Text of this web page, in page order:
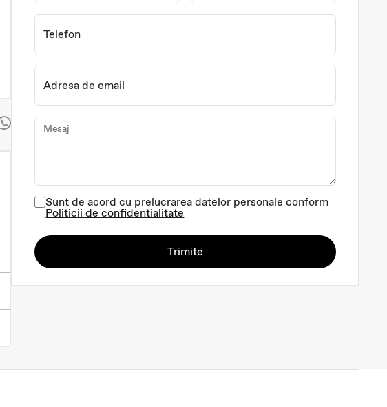
Telefon
Adresa de email
Mesaj
Sunt de acord cu prelucrarea datelor personale conform
Politicii de confidentialitate
Trimite